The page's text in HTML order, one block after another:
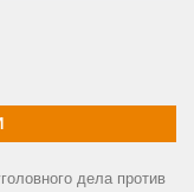
дела против